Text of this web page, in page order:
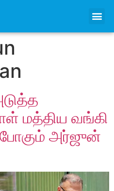
மத்திய வங்கி
அர்ஜுன்